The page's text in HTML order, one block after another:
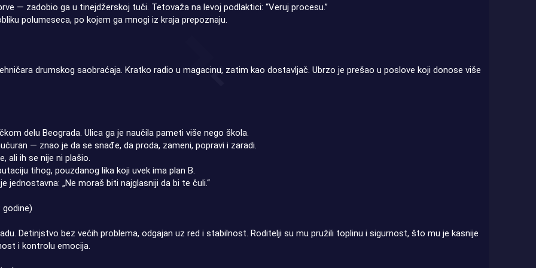
— zadobio ga u tinejdžerskoj tuči. Tetovaža na levoj podlaktici: “Veruj procesu.”
polumeseca, po kojem ga mnogi iz kraja prepoznaju.
drumskog saobraćaja. Kratko radio u magacinu, zatim kao dostavljač. Ubrzo je prešao u poslove koji donose više
delu Beograda. Ulica ga je naučila pameti više nego škola.
— znao je da se snađe, da proda, zameni, popravi i zaradi.
ali ih se nije ni plašio.
tihog, pouzdanog lika koji uvek ima plan B.
jednostavna: „Ne moraš biti najglasniji da bi te čuli.“
godine)
Detinjstvo bez većih problema, odgajan uz red i stabilnost. Roditelji su mu pružili toplinu i sigurnost, što mu je kasnije
i kontrolu emocija.